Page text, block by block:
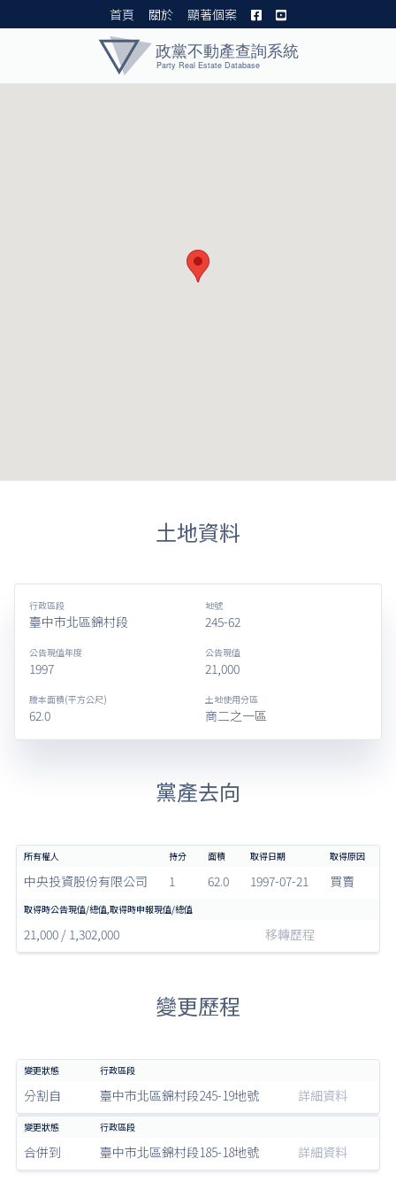
首頁 關於 顯著個案
土地資料
行政區段
臺中市北區錦村段
地號
245-62
公告現值年度
1997
公告現值
21,000
謄本面積(平方公尺)
62.0
土地使用分區
商二之一區
黨產去向
中央投資股份有限公司 1 62.0 1997-07-21 買賣
21,000 / 1,302,000 移轉歷程
變更歷程
分割自 臺中市北區錦村段245-19地號 詳細資料
合併到 臺中市北區錦村段185-18地號 詳細資料